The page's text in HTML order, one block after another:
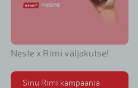
Neste x Rimi väljakutse!
Sinu Rimi kampaania